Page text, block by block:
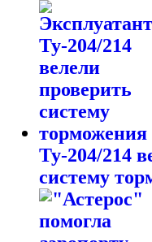
Ту-204/214
систему